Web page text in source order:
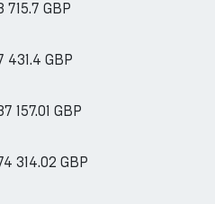
715.7 GBP
431.4 GBP
157.01 GBP
314.02 GBP